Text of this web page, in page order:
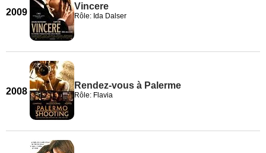
2009
Vincere
Rôle: Ida Dalser
2008
Rendez-vous à Palerme
Rôle: Flavia